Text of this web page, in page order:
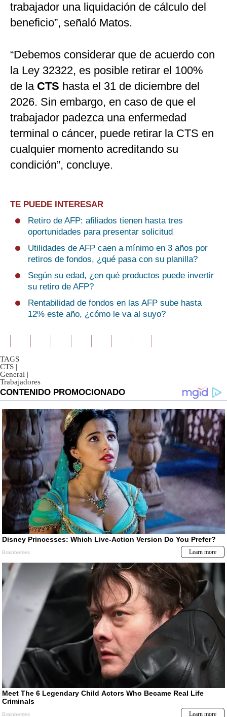
trabajador una liquidación de cálculo del
beneficio”, señaló Matos.
“Debemos considerar que de acuerdo con
la Ley 32322, es posible retirar el 100%
de la CTS hasta el 31 de diciembre del
2026. Sin embargo, en caso de que el
trabajador padezca una enfermedad
terminal o cáncer, puede retirar la CTS en
cualquier momento acreditando su
condición”, concluye.
TE PUEDE INTERESAR
Retiro de AFP: afiliados tienen hasta tres
oportunidades para presentar solicitud
Utilidades de AFP caen a mínimo en 3 años por
retiros de fondos, ¿qué pasa con su planilla?
Según su edad, ¿en qué productos puede invertir
su retiro de AFP?
Rentabilidad de fondos en las AFP sube hasta
12% este año, ¿cómo le va al suyo?
TAGS
CTS |
General |
Trabajadores